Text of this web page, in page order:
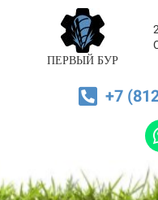
ПЕРВЫЙ БУР
+7